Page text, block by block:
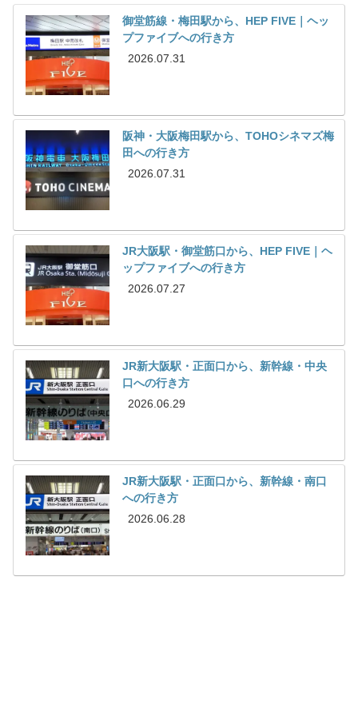
御堂筋線・梅田駅から、HEP FIVE｜ヘッ
プファイブへの行き方
2026.07.31
阪神・大阪梅田駅から、TOHOシネマズ梅
田への行き方
2026.07.31
JR大阪駅・御堂筋口から、HEP FIVE｜ヘ
ップファイブへの行き方
2026.07.27
JR新大阪駅・正面口から、新幹線・中央
口への行き方
2026.06.29
JR新大阪駅・正面口から、新幹線・南口
への行き方
2026.06.28